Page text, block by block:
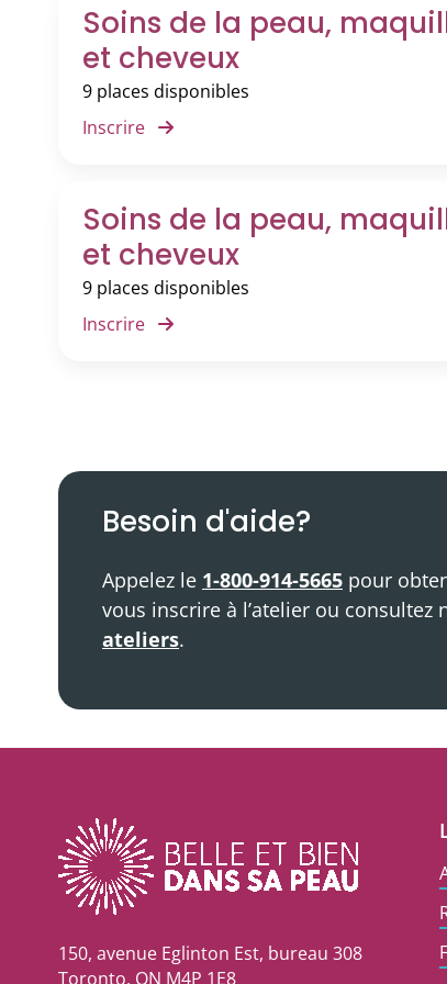
Balado
Ressources vidéo
Soins de la peau,
et cheveux
9 places disponibles
Inscrire
Soins de la peau,
et cheveux
9 places disponibles
Inscrire
Besoin d'aide?
Appelez le 1-800-914-5665 pour
vous inscrire à l’atelier ou consultez
ateliers.
150, avenue Eglinton Est, bureau 308
Toronto, ON M4P 1E8